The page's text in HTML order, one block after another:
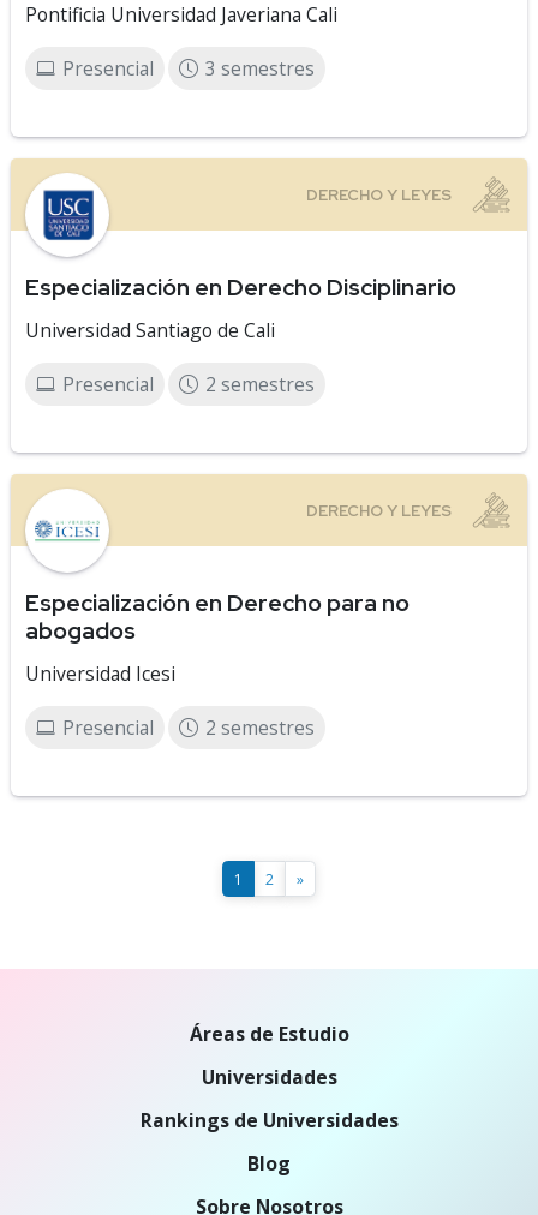
Pontificia Universidad Javeriana Cali
Presencial 3 semestres
Especialización en Derecho Disciplinario
Universidad Santiago de Cali
Presencial 2 semestres
Especialización en Derecho para no
abogados
Universidad Icesi
Presencial 2 semestres
1 2 »
Áreas de Estudio
Universidades
Rankings de Universidades
Blog
Sobre Nosotros